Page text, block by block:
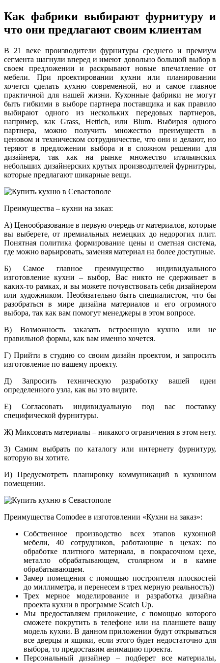
Как фабрики выбирают фурнитуру и
что они предлагают своим клиентам
В 21 веке производители фурнитуры среднего и премиум
сегмента шагнули вперед и имеют довольно большой выбор в
своем предложении и раскрывают новые впечатление от
мебели. При проектировании кухни или планировании
хочется сделать кухню современной, но и самое главное
практичной для нашей жизни. Кухонные фабрики не могут
быть гибкими в выборе партнера поставщика и как правило
выбирают одного из нескольких передовых партнеров,
например, как Grass, Hettich, или Blum. Выбирая одного
партнера, можно получить множество преимуществ в
ценовом и техническом сотрудничестве, что они и делают, но
теряют в предложении выбора и в сложном решении для
дизайнера, так как на рынке множество итальянских
небольших дизайнерских крутых производителей фурнитуры,
которые предлагают шикарные вещи.
Преимущества – кухни на заказ:
А) Ценообразование в первую очередь от материалов, которые
вы выберете, от премиальных немецких до недорогих плит.
Понятная политика формирование цены и сметная система,
где можно варьировать, заменяя материал на более доступные.
Б) Самое главное преимущество индивидуального
изготовление кухни – выбор, Вас никто не сдерживает в
каких-то рамках, и вы можете почувствовать себя дизайнером
или художником. Необязательно быть специалистом, что бы
разобраться в мире дизайна материалов и его огромного
выбора, так как вам помогут менеджеры в этом вопросе.
В) Возможность заказать встроенную кухню или не
правильной формы, как вам именно хочется.
Г) Прийти в студию со своим дизайн проектом, и запросить
изготовление по вашему проекту.
Д) Запросить техническую разработку вашей идеи
определенного узла, как вы это видите.
Е) Согласовать индивидуальную под вас поставку
специфической фурнитуры.
Ж) Миксовать материалы – никакого ограничения в этом нету.
З) Самим выбрать по каталогу или интернету фурнитуру,
которую вы хотите.
И) Предусмотреть планировку коммуникаций в кухонном
помещении.
Преимущества Comodee в изготовлении «Кухни на заказ»:
Собственное производство всех этапов кухонной
мебели, 40 сотрудников, работающие в цехах: по
обработке плитного материала, в покрасочном цехе,
металло обрабатывающем, столярном и в камне
обрабатывающем.
Замер помещения с помощью построителя плоскостей
до миллиметра, и перенесем в трех мерную реальность))
Трех мерное моделирование и разработка дизайна
проекта кухни в программе Scatch Up.
Мы предоставляем приложение, с помощью которого
сможете покрутить в телефоне или на планшете вашу
модель кухни. В данном приложении будут открываться
все дверцы и ящики, если этого будет недостаточно для
выбора, то предоставим анимацию проекта.
Персональный дизайнер – подберет все материалы,